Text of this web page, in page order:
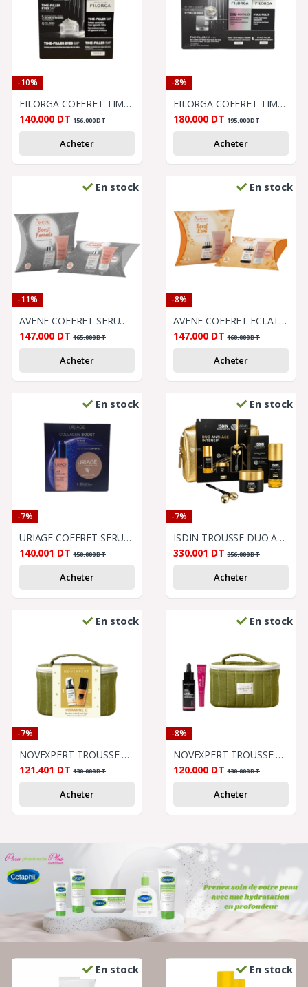
-10%
FILORGA COFFRET TIME FILLER EYES 5XP
140.000 DT 156.000DT
Acheter
-8%
FILORGA COFFRET TIME FILLER 5XP CREME GEL
180.000 DT 195.000DT
Acheter
En stock
-11%
AVENE COFFRET SERUM AVENE HYALURON ACTIV B3 + AVENE GELÉE GOMMANTE DOUCEUR 50ML
147.000 DT 165.000DT
Acheter
En stock
-8%
AVENE COFFRET ECLAT SERUM VITAMIN CG + AVENE GELEE GOMMANTE DOUCEUR 50ML OFFERT
147.000 DT 160.000DT
Acheter
En stock
-7%
URIAGE COFFRET SERUM AGE ABSOLU
140.001 DT 150.000DT
Acheter
En stock
-7%
ISDIN TROUSSE DUO ANTI AGE
330.001 DT 356.000DT
Acheter
En stock
-7%
NOVEXPERT TROUSSE VIT - C
121.401 DT 130.000DT
Acheter
En stock
-8%
NOVEXPERT TROUSSE HYALURONIQUE
120.000 DT 130.000DT
Acheter
En stock En stock